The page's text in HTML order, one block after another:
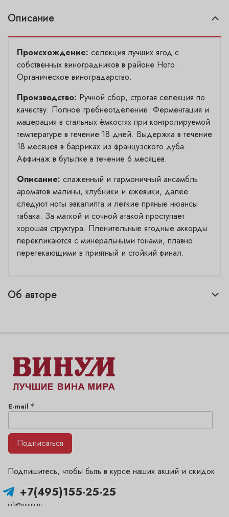
Описание
Происхождение: селекция лучших ягод с
собственных виноградников в районе Ното.
Органическое виноградарство.
Производство: Ручной сбор, строгая селекция по
качеству. Полное гребнеотделение. Ферментация и
мацерация в стальных ёмкостях при контролируемой
температуре в течение 18 дней. Выдержка в течение
18 месяцев в барриках из французского дуба.
Аффинаж в бутылке в течение 6 месяцев.
Описание: слаженный и гармоничный ансамбль
ароматов малины, клубники и ежевики, далее
следуют ноты эвкалипта и легкие пряные нюансы
табака. За магкой и сочной атакой проступает
хорошая структура. Пленительные ягодные аккорды
перекликаются с минеральными тонами, плавно
перетекающими в приятный и стойкий финал.
Об авторе
+7(495)155-25-25
info@vinum.ru
Подпишитесь, чтобы быть в курсе наших акций и скидок
E-mail *
Подписаться